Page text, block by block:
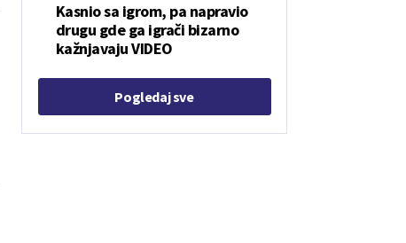
Kasnio sa igrom, pa napravio
drugu gde ga igrači bizarno
kažnjavaju VIDEO
Pogledaj sve